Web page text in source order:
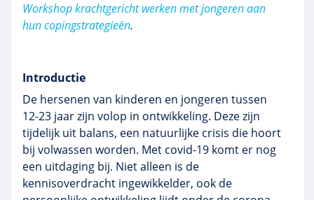
Workshop krachtgericht werken met jongeren aan
hun copingstrategieën.
Introductie
De hersenen van kinderen en jongeren tussen
12-23 jaar zijn volop in ontwikkeling. Deze zijn
tijdelijk uit balans, een natuurlijke crisis die hoort
bij volwassen worden. Met covid-19 komt er nog
een uitdaging bij. Niet alleen is de
kennisoverdracht ingewikkelder, ook de